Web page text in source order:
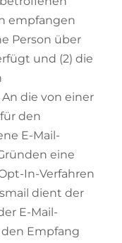
empfangen
Person über
und (2) die
die von einer
den
E-Mail-
eine
In-Verfahren
dient der
E-Mail-
den Empfang